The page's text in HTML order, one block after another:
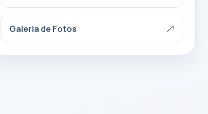
Galeria de Fotos